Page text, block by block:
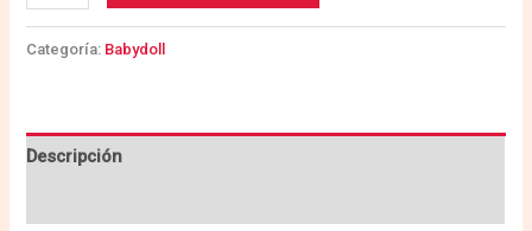
Categoría: Babydoll
Descripción